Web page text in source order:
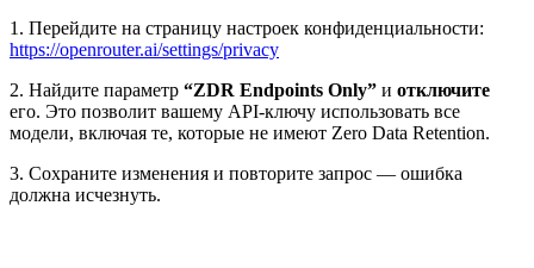
1. Перейдите на страницу настроек конфиденциальности:
https://openrouter.ai/settings/privacy
2. Найдите параметр “ZDR Endpoints Only” и отключите
его. Это позволит вашему API-ключу использовать все
модели, включая те, которые не имеют Zero Data Retention.
3. Сохраните изменения и повторите запрос — ошибка
должна исчезнуть.